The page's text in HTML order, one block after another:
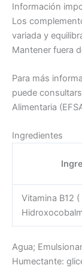
Información
Los
variada y
Mantener fuera
Para más
puede
Alimentaria
Ingredientes
Vitamina B12 (
Agua;
Humectante: